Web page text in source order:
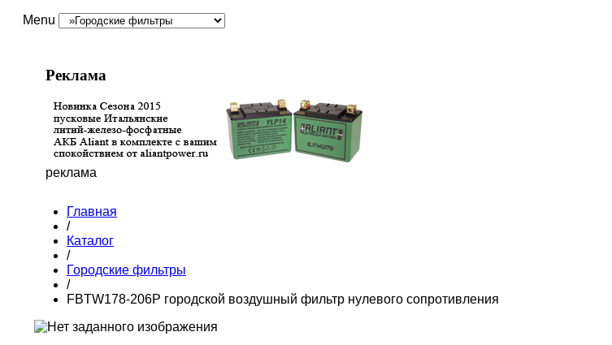
Menu
Реклама
реклама
Главная
/
Каталог
/
Городские фильтры
/
FBTW178-206P городской воздушный фильтр нулевого сопротивления